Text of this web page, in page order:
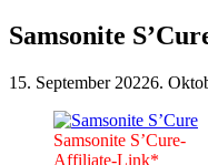
Samsonite
15. September 20226.
Samsonite S’Cure-
Affiliate-Link*